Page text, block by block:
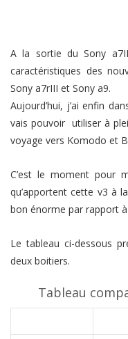
A la sortie du Sony
caractéristiques des
Sony a7rIII et Sony a9.
Aujourd’hui, j’ai enfin
vais pouvoir utiliser à
voyage vers Komodo et
C’est le moment pour
qu’apportent cette v3 à
bon énorme par rapport
Le tableau ci-dessous
deux boitiers.
Tableau